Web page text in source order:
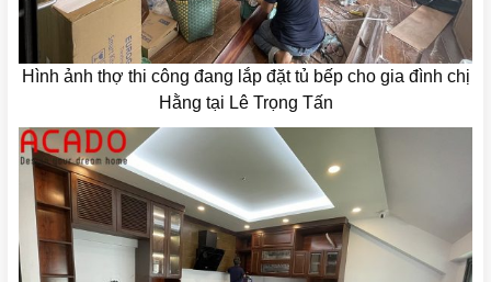
Hình ảnh thợ thi công đang lắp đặt tủ bếp cho gia đình chị
Hằng tại Lê Trọng Tấn